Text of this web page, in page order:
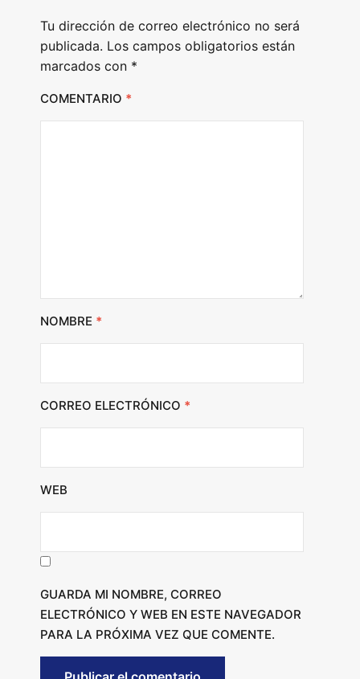
r
Tu dirección de correo electrónico no será
publicada. Los campos obligatorios están
marcados con *
COMENTARIO *
NOMBRE *
CORREO ELECTRÓNICO *
WEB
GUARDA MI NOMBRE, CORREO
ELECTRÓNICO Y WEB EN ESTE NAVEGADOR
PARA LA PRÓXIMA VEZ QUE COMENTE.